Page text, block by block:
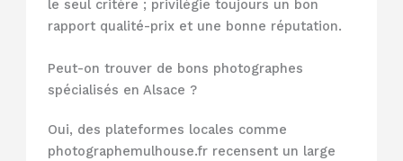
le seul critère ; privilégie toujours un bon
rapport qualité-prix et une bonne réputation.
Peut-on trouver de bons photographes
spécialisés en Alsace ?
Oui, des plateformes locales comme
photographemulhouse.fr recensent un large